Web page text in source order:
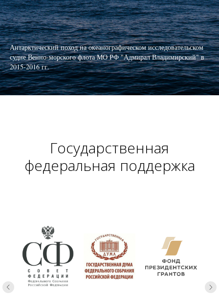
Антарктический поход на океанографическом исследовательском
судне Венно-морского флота МО РФ "Адмирал Владимирский" в
2015-2016 гг.
Государственная
федеральная поддержка